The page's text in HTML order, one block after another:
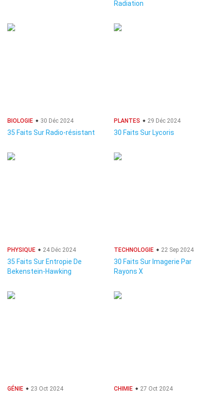
Radiation
BIOLOGIE 30 Déc 2024
35 Faits Sur Radio-résistant
PLANTES 29 Déc 2024
30 Faits Sur Lycoris
PHYSIQUE 24 Déc 2024
35 Faits Sur Entropie De
Bekenstein-Hawking
TECHNOLOGIE 22 Sep 2024
30 Faits Sur Imagerie Par
Rayons X
GÉNIE 23 Oct 2024 CHIMIE 27 Oct 2024